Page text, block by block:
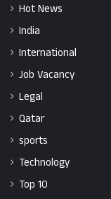
Hot News
India
International
Job Vacancy
Legal
Qatar
sports
Technology
Top 10